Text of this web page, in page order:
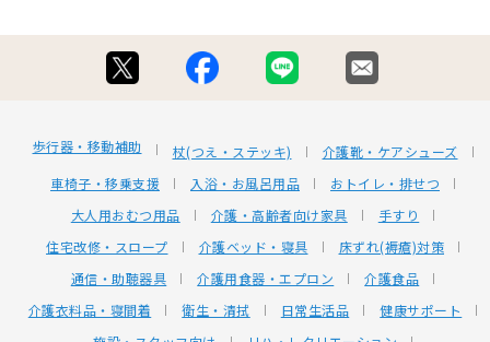
歩行器・移動補助 杖(つえ・ステッキ)
介護靴・ケアシューズ
車椅子・移乗支援
入浴・お風呂用品
おトイレ・排せつ
大人用おむつ用品
介護・高齢者向け家具
手すり
住宅改修・スロープ
介護ベッド・寝具
床ずれ(褥瘡)対策
通信・助聴器具
介護用食器・エプロン
介護食品
介護衣料品・寝間着
衛生・清拭 日常生活品
健康サポート